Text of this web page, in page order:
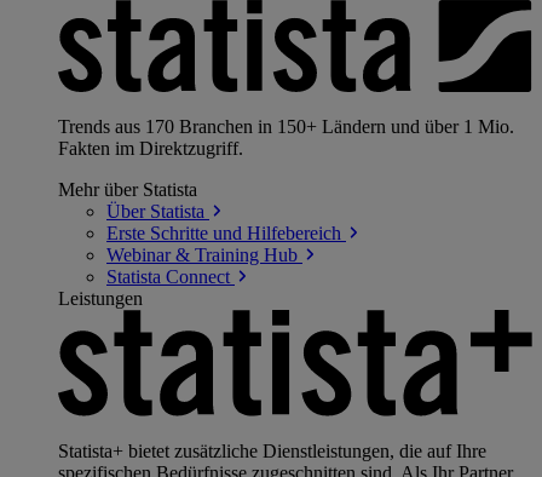
Trends aus 170 Branchen in 150+ Ländern und über 1 Mio.
Fakten im Direktzugriff.
Mehr über Statista
Über Statista
Erste Schritte und Hilfebereich
Webinar & Training Hub
Statista Connect
Leistungen
Statista+ bietet zusätzliche Dienstleistungen, die auf Ihre
spezifischen Bedürfnisse zugeschnitten sind. Als Ihr Partner